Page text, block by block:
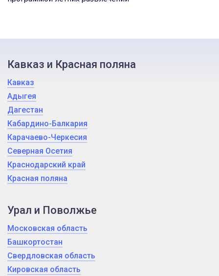
Кавказ и Красная поляна
Кавказ
Адыгея
Дагестан
Кабардино-Балкария
Карачаево-Черкесия
Северная Осетия
Краснодарский край
Красная поляна
Урал и Поволжье
Московская область
Башкортостан
Свердловская область
Кировская область